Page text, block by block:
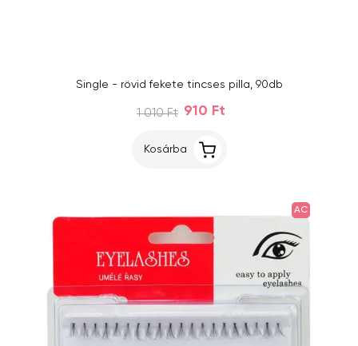
Single - rövid fekete tincses pilla, 90db
1 010 Ft 910 Ft
Kosárba
AC